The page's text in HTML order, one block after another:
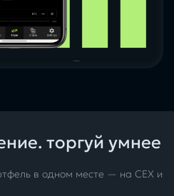
торгуй умнее
в одном месте — на CEX и